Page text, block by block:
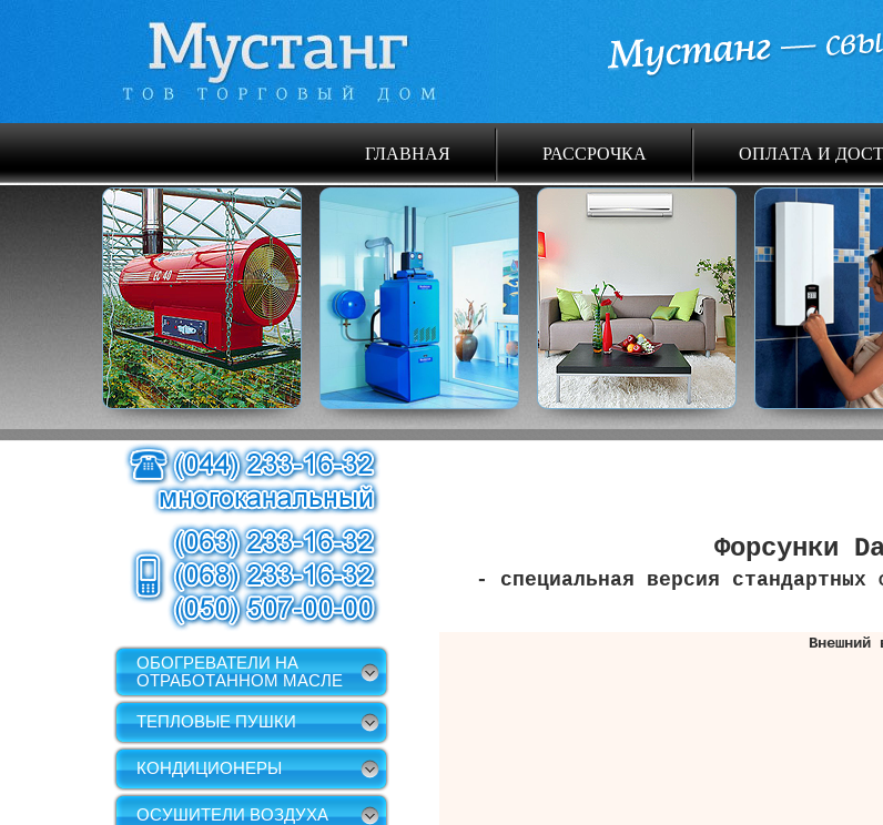
ГЛАВНАЯ РАССРОЧКА ОПЛАТА И
ОБОГРЕВАТЕЛИ НА
ОТРАБОТАННОМ МАСЛЕ
ТЕПЛОВЫЕ ПУШКИ
КОНДИЦИОНЕРЫ
ОСУШИТЕЛИ ВОЗДУХА
Форсунки
- специальная версия стандартных
Внешний